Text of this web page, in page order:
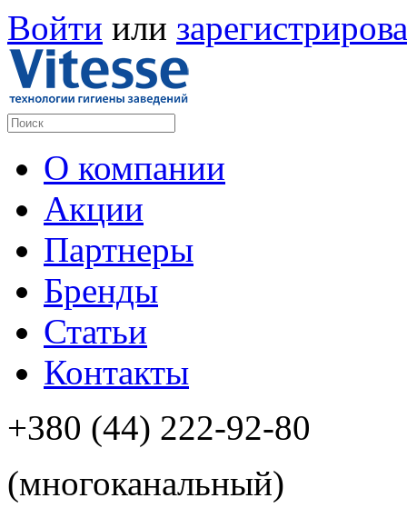
Войти или
О компании
Акции
Партнеры
Бренды
Статьи
Контакты
+380 (44) 222-92-80
(многоканальный)